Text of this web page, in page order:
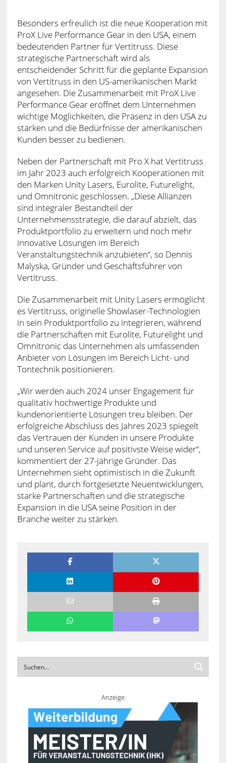
Besonders erfreulich ist die neue Kooperation mit
ProX Live Performance Gear in den USA, einem
bedeutenden Partner für Vertitruss. Diese
strategische Partnerschaft wird als
entscheidender Schritt für die geplante Expansion
von Vertitruss in den US-amerikanischen Markt
angesehen. Die Zusammenarbeit mit ProX Live
Performance Gear eröffnet dem Unternehmen
wichtige Möglichkeiten, die Präsenz in den USA zu
stärken und die Bedürfnisse der amerikanischen
Kunden besser zu bedienen.
Neben der Partnerschaft mit Pro X hat Vertitruss
im Jahr 2023 auch erfolgreich Kooperationen mit
den Marken Unity Lasers, Eurolite, Futurelight,
und Omnitronic geschlossen. „Diese Allianzen
sind integraler Bestandteil der
Unternehmensstrategie, die darauf abzielt, das
Produktportfolio zu erweitern und noch mehr
innovative Lösungen im Bereich
Veranstaltungstechnik anzubieten“, so Dennis
Malyska, Gründer und Geschäftsführer von
Vertitruss.
Die Zusammenarbeit mit Unity Lasers ermöglicht
es Vertitruss, originelle Showlaser-Technologien
in sein Produktportfolio zu integrieren, während
die Partnerschaften mit Eurolite, Futurelight und
Omnitronic das Unternehmen als umfassenden
Anbieter von Lösungen im Bereich Licht- und
Tontechnik positionieren.
„Wir werden auch 2024 unser Engagement für
qualitativ hochwertige Produkte und
kundenorientierte Lösungen treu bleiben. Der
erfolgreiche Abschluss des Jahres 2023 spiegelt
das Vertrauen der Kunden in unsere Produkte
und unseren Service auf positivste Weise wider“,
kommentiert der 27-jährige Gründer. Das
Unternehmen sieht optimistisch in die Zukunft
und plant, durch fortgesetzte Neuentwicklungen,
starke Partnerschaften und die strategische
Expansion in die USA seine Position in der
Branche weiter zu stärken.
Anzeige